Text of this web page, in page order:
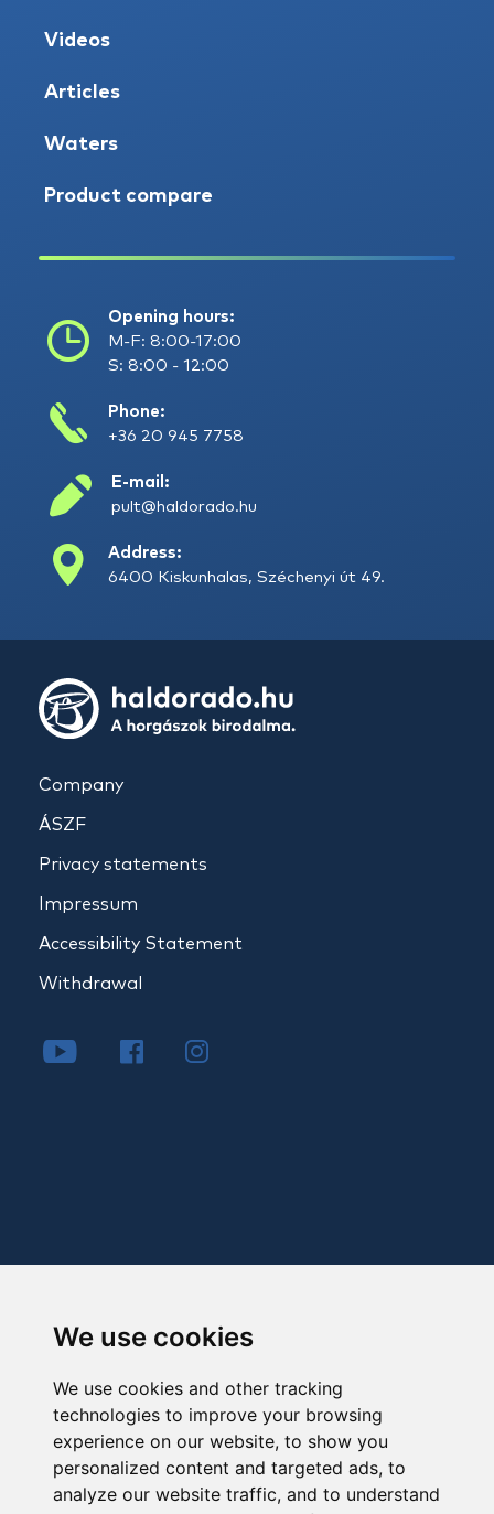
We use cookies
We use cookies and other tracking
technologies to improve your browsing
experience on our website, to show you
personalized content and targeted ads, to
analyze our website traffic, and to understand
Videos
Articles
Waters
Product compare
Opening hours:
M-F: 8:00-17:00
S: 8:00 - 12:00
Phone:
+36 20 945 7758
E-mail:
pult@haldorado.hu
Address:
6400 Kiskunhalas, Széchenyi út 49.
Company
ÁSZF
Privacy statements
Impressum
Accessibility Statement
Withdrawal